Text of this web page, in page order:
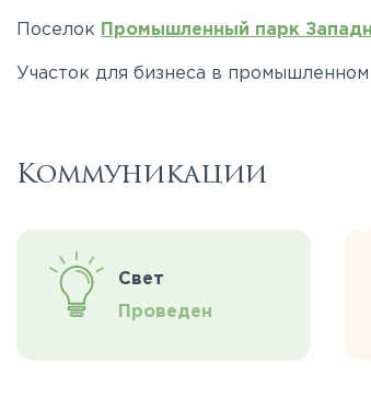
Поселок Промышленный парк
Участок для бизнеса в
Коммуникации
Свет
Проведен